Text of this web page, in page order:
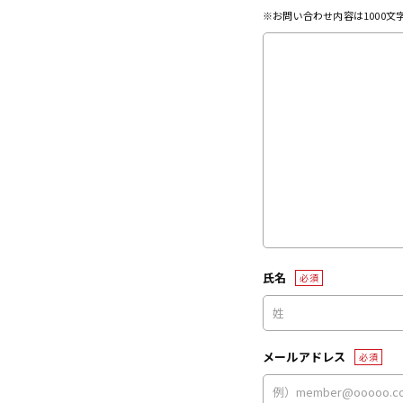
※お問い合わせ内容は1000文
氏名 必須
メールアドレス 必須